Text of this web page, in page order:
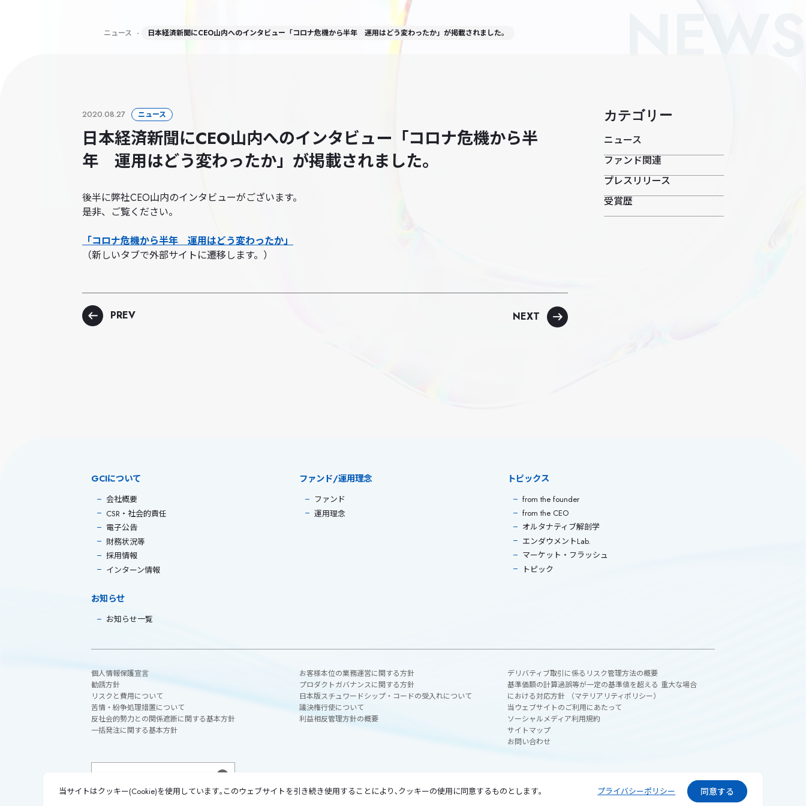
ニュース - 日本経済新聞にCEO山内へのインタビュー「コロナ危機から半年 運用はどう変わったか」が掲載されました。 NEWS
2020.08.27 ニュース
日本経済新聞にCEO山内へのインタビュー「コロナ危機から半
年 運用はどう変わったか」が掲載されました。
後半に弊社CEO山内のインタビューがございます。
是非、ご覧ください。
「コロナ危機から半年 運用はどう変わったか」
（新しいタブで外部サイトに遷移します。）
PREV NEXT
カテゴリー
ニュース
ファンド関連
プレスリリース
受賞歴
GCIについて
会社概要
CSR・社会的責任
電子公告
財務状況等
採用情報
インターン情報
ファンド/運用理念
ファンド
運用理念
トピックス
from the founder
from the CEO
オルタナティブ解剖学
エンダウメントLab.
マーケット・フラッシュ
トピック
お知らせ
お知らせ一覧
個人情報保護宣言
勧誘方針
リスクと費用について
苦情・紛争処理措置について
反社会的勢力との関係遮断に関する基本方針
一括発注に関する基本方針
お客様本位の業務運営に関する方針
プロダクトガバナンスに関する方針
日本版スチュワードシップ・コードの受入れについて
議決権行使について
利益相反管理方針の概要
デリバティブ取引に係るリスク管理方法の概要
基準価額の計算過誤等が一定の基準値を超える 重大な場合
における対応方針 （マテリアリティポリシー）
当ウェブサイトのご利用にあたって
ソーシャルメディア利用規約
サイトマップ
お問い合わせ
証券取引等監視委員会＜情報受付＞
当サイトはクッキー(Cookie)を使用しています｡このウェブサイトを引き続き使用することにより､クッキーの使用に同意するものとします｡ プライバシーポリシー 同意する